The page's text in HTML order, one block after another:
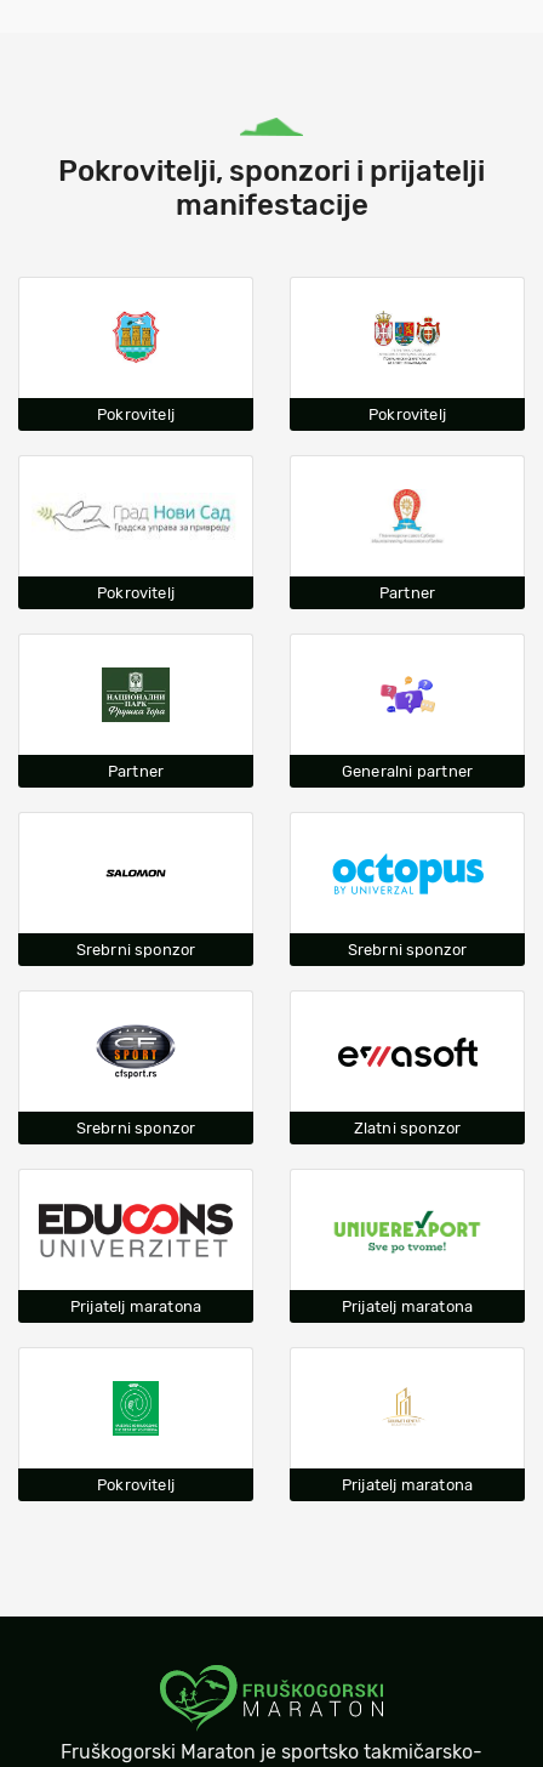
Pokrovitelji, sponzori i prijatelji
manifestacije
Pokrovitelj Pokrovitelj
Pokrovitelj Partner
Partner Generalni partner
Srebrni sponzor Srebrni sponzor
Srebrni sponzor Zlatni sponzor
Prijatelj maratona Prijatelj maratona
Pokrovitelj Prijatelj maratona
Fruškogorski Maraton je sportsko takmičarsko-